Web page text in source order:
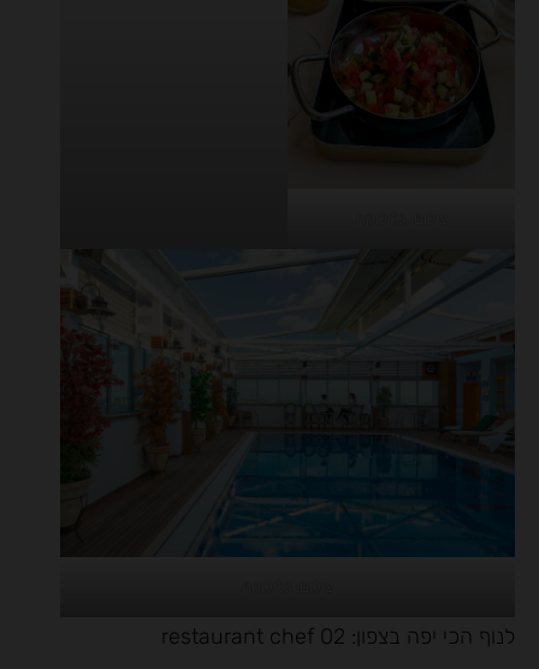
לנוף הכי יפה בצפון: restaurant chef 02